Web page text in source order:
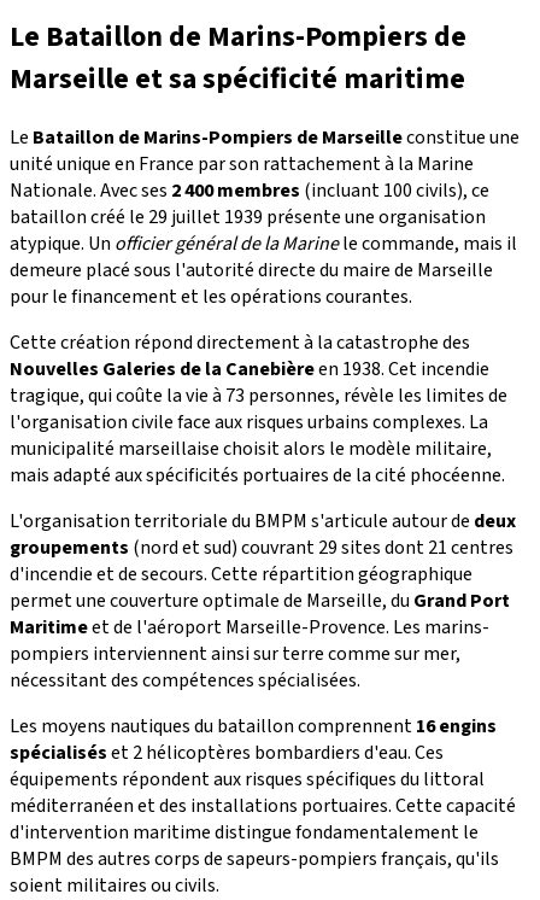
Le Bataillon de Marins-Pompiers de
Marseille et sa spécificité maritime
Le Bataillon de Marins-Pompiers de Marseilleconstitue une
unité unique en France par son rattachement à la Marine
Nationale. Avec ses 2 400 membres (incluant 100 civils), ce
bataillon créé le 29 juillet 1939 présente une organisation
atypique. Un officier général de la Marinele commande, mais il
demeure placé sous l'autorité directe du maire de Marseille
pour le financement et les opérations courantes.
Cette création répond directement à la catastrophe des
Nouvelles Galeries de la Canebièreen 1938. Cet incendie
tragique, qui coûte la vie à 73 personnes, révèle les limites de
l'organisation civile face aux risques urbains complexes. La
municipalité marseillaise choisit alors le modèle militaire,
mais adapté aux spécificités portuaires de la cité phocéenne.
L'organisation territoriale du BMPM s'articule autour de deux
groupements (nord et sud) couvrant 29 sites dont 21 centres
d'incendie et de secours. Cette répartition géographique
permet une couverture optimale de Marseille, du Grand Port
Maritimeet de l'aéroport Marseille-Provence. Les marins-
pompiers interviennent ainsi sur terre comme sur mer,
nécessitant des compétences spécialisées.
Les moyens nautiques du bataillon comprennent16 engins
spécialiséset 2 hélicoptères bombardiers d'eau. Ces
équipements répondent aux risques spécifiques du littoral
méditerranéen et des installations portuaires. Cette capacité
d'intervention maritime distingue fondamentalement le
BMPM des autres corps de sapeurs-pompiers français, qu'ils
soient militaires ou civils.